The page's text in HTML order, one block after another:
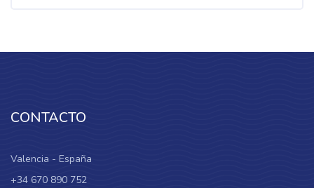
CONTACTO
Valencia - España
+34 670 890 752